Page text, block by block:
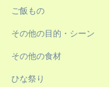
ご飯もの
その他の目的・シーン
その他の食材
ひな祭り